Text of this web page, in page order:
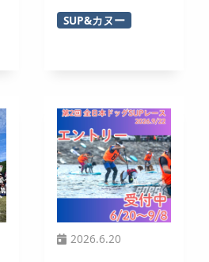
SUP&カヌー
2026.6.20